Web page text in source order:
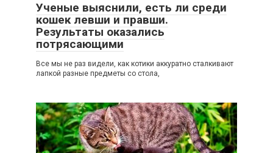
Ученые выяснили, есть ли среди
кошек левши и правши.
Результаты оказались
потрясающими
Все мы не раз видели, как котики аккуратно сталкивают
лапкой разные предметы со стола,